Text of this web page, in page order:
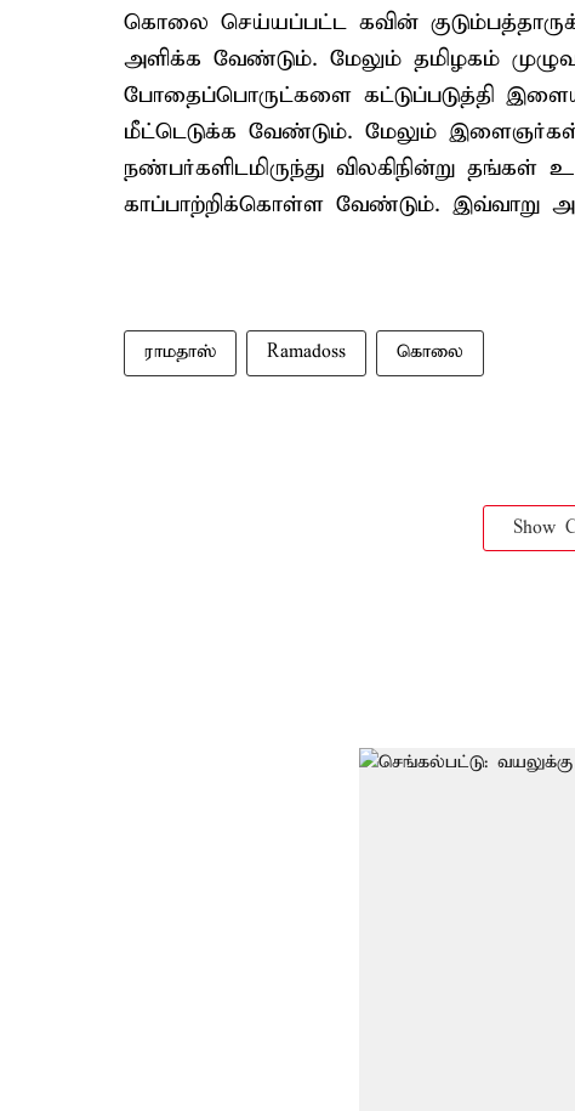
கொலை செய்யப்பட்ட கவின்
அளிக்க வேண்டும். மேலும் தமிழகம்
போதைப்பொருட்களை கட்டுப்படுத்தி
மீட்டெடுக்க வேண்டும். மேலும்
நண்பர்களிடமிருந்து விலகிநின்று தங்கள்
காப்பாற்றிக்கொள்ள வேண்டும். இவ்வாறு
ராமதாஸ் Ramadoss கொலை
Show